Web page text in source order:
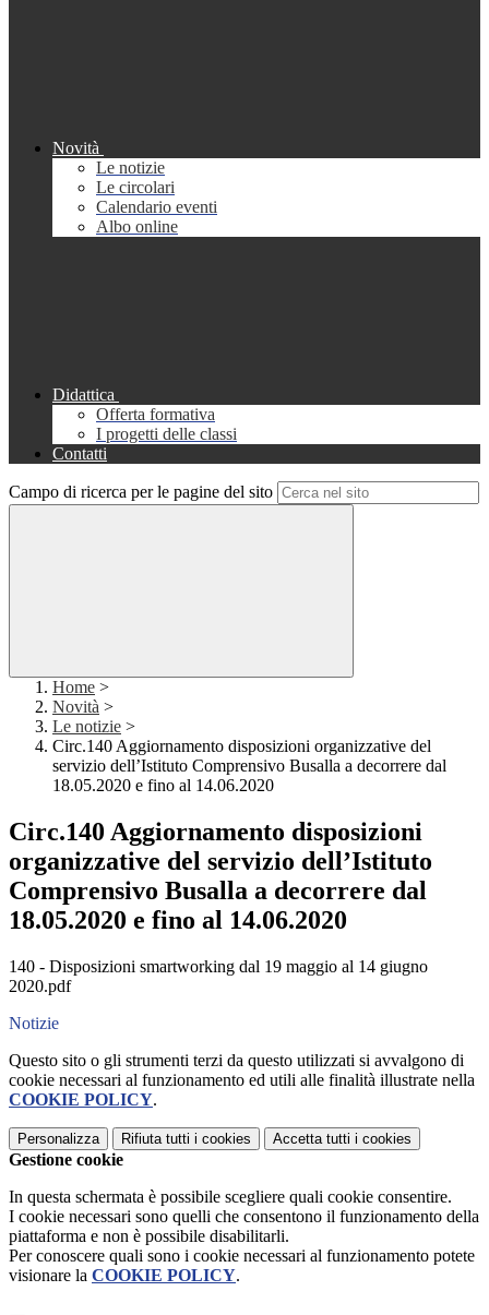
Novità
Le notizie
Le circolari
Calendario eventi
Albo online
Didattica
Offerta formativa
I progetti delle classi
Contatti
Campo di ricerca per le pagine del sito
Home >
Novità >
Le notizie >
Circ.140 Aggiornamento disposizioni organizzative del
servizio dell’Istituto Comprensivo Busalla a decorrere dal
18.05.2020 e fino al 14.06.2020
Circ.140 Aggiornamento disposizioni
organizzative del servizio dell’Istituto
Comprensivo Busalla a decorrere dal
18.05.2020 e fino al 14.06.2020
140 - Disposizioni smartworking dal 19 maggio al 14 giugno
2020.pdf
Notizie
Questo sito o gli strumenti terzi da questo utilizzati si avvalgono di
cookie necessari al funzionamento ed utili alle finalità illustrate nella
COOKIE POLICY.
Personalizza Rifiuta tutti i cookies Accetta tutti i cookies
Gestione cookie
In questa schermata è possibile scegliere quali cookie consentire.
I cookie necessari sono quelli che consentono il funzionamento della
piattaforma e non è possibile disabilitarli.
Per conoscere quali sono i cookie necessari al funzionamento potete
visionare la COOKIE POLICY.